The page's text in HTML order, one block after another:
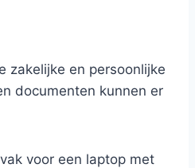
zakelijke en persoonlijke
documenten kunnen er
voor een laptop met